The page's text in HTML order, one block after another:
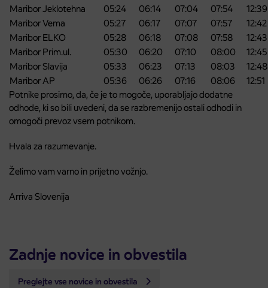
Maribor Jeklotehna
05:24 06:14 07:04 07:54
12:39
Maribor Vema
05:27 06:17 07:07 07:57
12:42
Maribor ELKO
05:28 06:18 07:08 07:58
12:43
Maribor Prim.ul.
05:30 06:20 07:10 08:00
12:45
Maribor Slavija
05:33 06:23 07:13 08:03
12:48
Maribor AP
05:36 06:26 07:16 08:06
12:51
Potnike prosimo, da, če je to mogoče, uporabljajo dodatne
odhode, ki so bili uvedeni, da se razbremenijo ostali odhodi in
omogoči prevoz vsem potnikom.
Hvala za razumevanje.
Želimo vam varno in prijetno vožnjo.
Arriva Slovenija
Zadnje novice in obvestila
Preglejte vse novice in obvestila